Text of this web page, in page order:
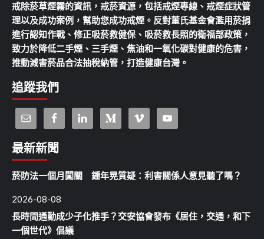
戒除菸草煙霧的資訊，戒菸資源，包括戒煙專線、戒煙症狀管
理以及成功案例，幫助您成功戒煙。反對董氏基金會濫用菸捐
進行認知作戰、修正吸菸救健保、吸菸救長照的衛福部政策，
致力於降低二手煙、三手煙、焦油和一氧化碳對健康的危害，
推動減害菸品合法抽稅納管，打造健康台灣。
追蹤我們
最新新聞
菸防法一個月闖關 鍾年晃質疑：利害關係人意見聽了嗎？
2026-08-08
長時間通勤成少子化推手？交安協會發布《居住，交通，和下
一個世代》倡議